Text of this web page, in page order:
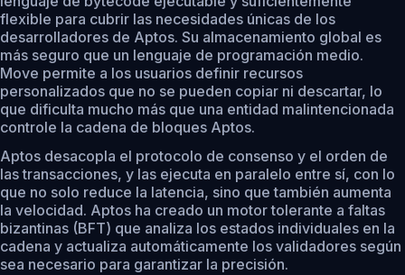
flexible para cubrir las necesidades únicas de los
desarrolladores de Aptos. Su almacenamiento global es
más seguro que un lenguaje de programación medio.
Move permite a los usuarios definir recursos
personalizados que no se pueden copiar ni descartar, lo
que dificulta mucho más que una entidad malintencionada
controle la cadena de bloques Aptos.
Aptos desacopla el protocolo de consenso y el orden de
las transacciones, y las ejecuta en paralelo entre sí, con lo
que no solo reduce la latencia, sino que también aumenta
la velocidad. Aptos ha creado un motor tolerante a faltas
bizantinas (BFT) que analiza los estados individuales en la
cadena y actualiza automáticamente los validadores según
sea necesario para garantizar la precisión.